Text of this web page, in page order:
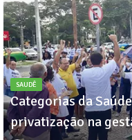
SAUDÊ
Categorias da
privatização na